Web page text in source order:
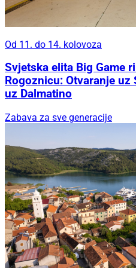
Od 11. do 14. kolovoza
Svjetska elita Big Game
Rogoznicu: Otvaranje
uz Dalmatino
Zabava za sve generacije